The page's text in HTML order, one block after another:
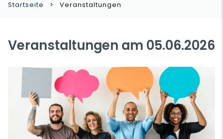
Startseite Veranstaltungen
Veranstaltungen am 05.06.2026